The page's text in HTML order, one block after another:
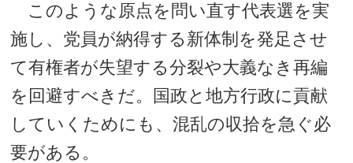
このような原点を問い直す代表選を実
施し、党員が納得する新体制を発足させ
て有権者が失望する分裂や大義なき再編
を回避すべきだ。国政と地方行政に貢献
していくためにも、混乱の収拾を急ぐ必
要がある。